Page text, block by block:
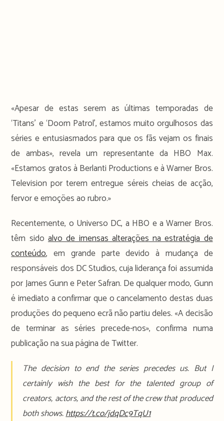
«Apesar de estas serem as últimas temporadas de
‘Titans’ e ‘Doom Patrol’, estamos muito orgulhosos das
séries e entusiasmados para que os fãs vejam os finais
de ambas», revela um representante da HBO Max.
«Estamos gratos à Berlanti Productions e à Warner Bros.
Television por terem entregue séreis cheias de acção,
fervor e emoções ao rubro.»
Recentemente, o Universo DC, a HBO e a Warner Bros.
têm sido alvo de imensas alterações na estratégia de
conteúdo, em grande parte devido à mudança de
responsáveis dos DC Studios, cuja liderança foi assumida
por James Gunn e Peter Safran. De qualquer modo, Gunn
é imediato a confirmar que o cancelamento destas duas
produções do pequeno ecrã não partiu deles. «A decisão
de terminar as séries precede-nos», confirma numa
publicação na sua página de Twitter.
The decision to end the series precedes us. But I
certainly wish the best for the talented group of
creators, actors, and the rest of the crew that produced
both shows.https://t.co/jdqDc9TqU1